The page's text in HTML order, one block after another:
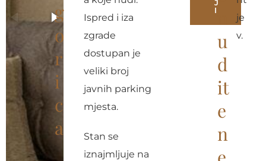
g
o
r
i
c
a
Ispred i iza
zgrade
dostupan je
veliki broj
javnih parking
mjesta.
Stan se
iznajmljuje na
J
I
u
d
it
e
n
je
v.